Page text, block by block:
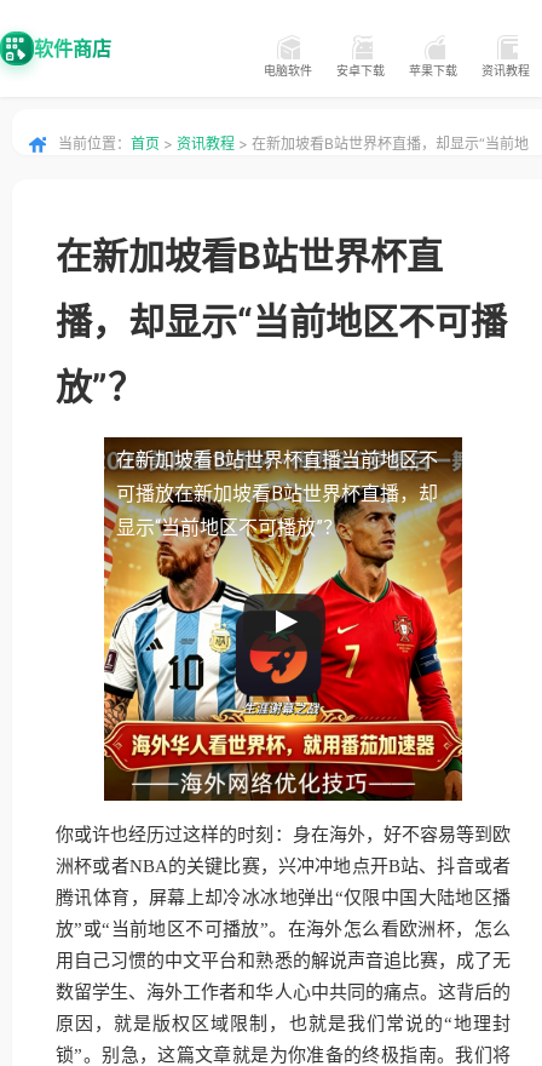
软件商店
电脑软件 安卓下载 苹果下载 资讯教程
当前位置： 首页 > 资讯教程 > 在新加坡看B站世界杯直播，却显示“当前地
在新加坡看B站世界杯直
播，却显示“当前地区不可播
放”？
在新加坡看B站世界杯直播当前地区不
可播放在新加坡看B站世界杯直播，却
显示“当前地区不可播放”？
你或许也经历过这样的时刻：身在海外，好不容易等到欧
洲杯或者NBA的关键比赛，兴冲冲地点开B站、抖音或者
腾讯体育，屏幕上却冷冰冰地弹出“仅限中国大陆地区播
放”或“当前地区不可播放”。在海外怎么看欧洲杯，怎么
用自己习惯的中文平台和熟悉的解说声音追比赛，成了无
数留学生、海外工作者和华人心中共同的痛点。这背后的
原因，就是版权区域限制，也就是我们常说的“地理封
锁”。别急，这篇文章就是为你准备的终极指南。我们将